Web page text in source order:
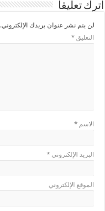
اترك تعليقاً
لن يتم نشر عنوان بريدك الإلكتروني.
التعليق*
الاسم*
البريد الإلكتروني*
الموقع الإلكتروني